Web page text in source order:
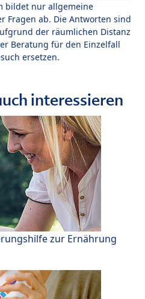
bildet nur allgemeine
Fragen ab. Die Antworten sind
der räumlichen Distanz
Beratung für den Einzelfall
ersetzen.
interessieren
zur Ernährung